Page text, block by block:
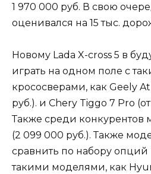
1 970 000 руб. В свою
оценивался на 15 тыс.
Новому Lada X-cross 5 в
играть на одном поле с
крососверами, как Geely
руб.). и Chery Tiggo 7 Pro
Также среди конкурентов
(2 099 000 руб.). Также
сравнить по набору
такими моделями, как